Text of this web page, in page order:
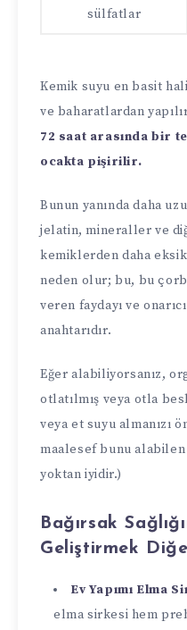
sülfatlar
Kemik suyu en basit
ve baharatlardan
72 saat arasında bir
ocakta pişirilir.
Bunun yanında daha
jelatin, mineraller ve
kemiklerden daha
neden olur; bu, bu
veren faydayı ve
anahtarıdır.
Eğer alabiliyorsanız,
otlatılmış veya otla
veya et suyu almanızı
maalesef bunu alabilen
yoktan iyidir.)
Bağırsak
Geliştirmek
Ev Yapımı Elma
elma sirkesi hem